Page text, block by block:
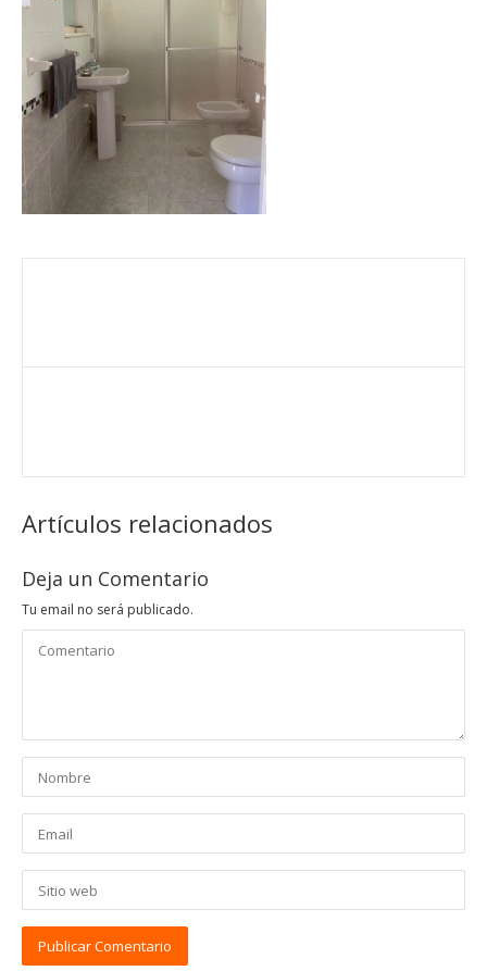
Artículos relacionados
Deja un Comentario
Tu email no será publicado.